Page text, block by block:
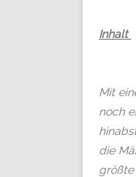
Inhalt
Mit
noch
die
größte